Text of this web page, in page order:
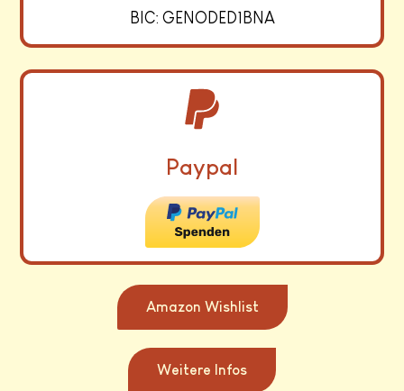
BIC: GENODED1BNA
Paypal
Amazon Wishlist
Weitere Infos